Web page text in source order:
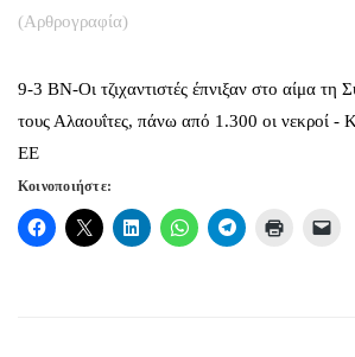
(Αρθρογραφία)
9-3 BN-Οι τζιχαντιστές έπνιξαν στο αίμα τη
τους Αλαουΐτες, πάνω από 1.300 οι νεκροί -
ΕΕ
Κοινοποιήστε: